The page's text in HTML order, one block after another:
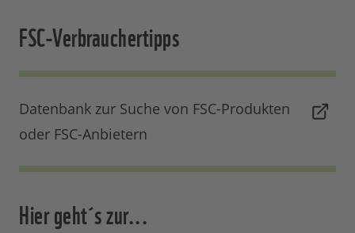
FSC-Verbrauchertipps
Datenbank zur Suche von FSC-Produkten
oder FSC-Anbietern
Hier geht´s zur...